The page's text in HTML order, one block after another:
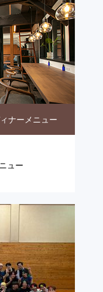
ナーメニュー
ュー